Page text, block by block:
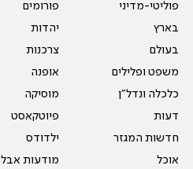
פוליטי-מדיני
בארץ
בעולם
משפט ופלילים
כלכלה ונדל"ן
דעות
חדשות המגזר
אוכל
פורומים
יהדות
צרכנות
אופנה
מוסיקה
פיוטקאסט
ילדודס
מודעות אבל